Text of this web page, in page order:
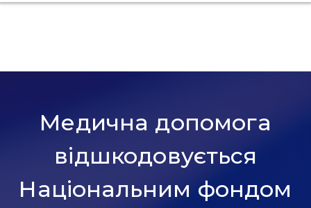
Медична допомога
відшкодовується
Національним фондом